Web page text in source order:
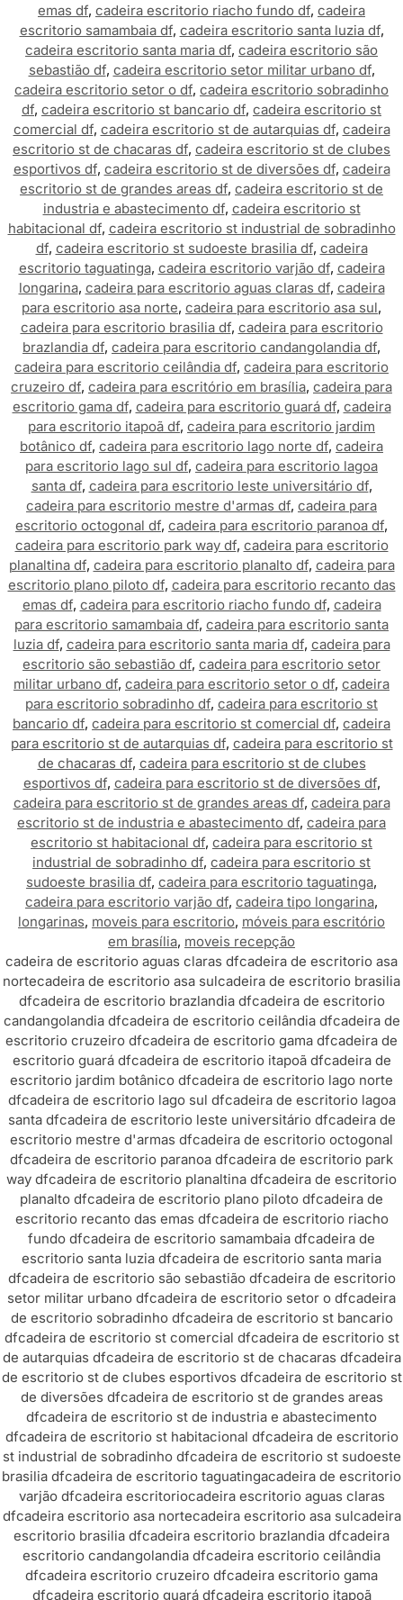
emas df, cadeira escritorio riacho fundo df, cadeira
escritorio samambaia df, cadeira escritorio santa luzia df,
cadeira escritorio santa maria df, cadeira escritorio são
sebastião df, cadeira escritorio setor militar urbano df,
cadeira escritorio setor o df, cadeira escritorio sobradinho
df, cadeira escritorio st bancario df, cadeira escritorio st
comercial df, cadeira escritorio st de autarquias df, cadeira
escritorio st de chacaras df, cadeira escritorio st de clubes
esportivos df, cadeira escritorio st de diversões df, cadeira
escritorio st de grandes areas df, cadeira escritorio st de
industria e abastecimento df, cadeira escritorio st
habitacional df, cadeira escritorio st industrial de sobradinho
df, cadeira escritorio st sudoeste brasilia df, cadeira
escritorio taguatinga, cadeira escritorio varjão df, cadeira
longarina, cadeira para escritorio aguas claras df, cadeira
para escritorio asa norte, cadeira para escritorio asa sul,
cadeira para escritorio brasilia df, cadeira para escritorio
brazlandia df, cadeira para escritorio candangolandia df,
cadeira para escritorio ceilândia df, cadeira para escritorio
cruzeiro df, cadeira para escritório em brasília, cadeira para
escritorio gama df, cadeira para escritorio guará df, cadeira
para escritorio itapoã df, cadeira para escritorio jardim
botânico df, cadeira para escritorio lago norte df, cadeira
para escritorio lago sul df, cadeira para escritorio lagoa
santa df, cadeira para escritorio leste universitário df,
cadeira para escritorio mestre d'armas df, cadeira para
escritorio octogonal df, cadeira para escritorio paranoa df,
cadeira para escritorio park way df, cadeira para escritorio
planaltina df, cadeira para escritorio planalto df, cadeira para
escritorio plano piloto df, cadeira para escritorio recanto das
emas df, cadeira para escritorio riacho fundo df, cadeira
para escritorio samambaia df, cadeira para escritorio santa
luzia df, cadeira para escritorio santa maria df, cadeira para
escritorio são sebastião df, cadeira para escritorio setor
militar urbano df, cadeira para escritorio setor o df, cadeira
para escritorio sobradinho df, cadeira para escritorio st
bancario df, cadeira para escritorio st comercial df, cadeira
para escritorio st de autarquias df, cadeira para escritorio st
de chacaras df, cadeira para escritorio st de clubes
esportivos df, cadeira para escritorio st de diversões df,
cadeira para escritorio st de grandes areas df, cadeira para
escritorio st de industria e abastecimento df, cadeira para
escritorio st habitacional df, cadeira para escritorio st
industrial de sobradinho df, cadeira para escritorio st
sudoeste brasilia df, cadeira para escritorio taguatinga,
cadeira para escritorio varjão df, cadeira tipo longarina,
longarinas, moveis para escritorio, móveis para escritório
em brasília, moveis recepção
cadeira de escritorio aguas claras dfcadeira de escritorio asa
nortecadeira de escritorio asa sulcadeira de escritorio brasilia
dfcadeira de escritorio brazlandia dfcadeira de escritorio
candangolandia dfcadeira de escritorio ceilândia dfcadeira de
escritorio cruzeiro dfcadeira de escritorio gama dfcadeira de
escritorio guará dfcadeira de escritorio itapoã dfcadeira de
escritorio jardim botânico dfcadeira de escritorio lago norte
dfcadeira de escritorio lago sul dfcadeira de escritorio lagoa
santa dfcadeira de escritorio leste universitário dfcadeira de
escritorio mestre d'armas dfcadeira de escritorio octogonal
dfcadeira de escritorio paranoa dfcadeira de escritorio park
way dfcadeira de escritorio planaltina dfcadeira de escritorio
planalto dfcadeira de escritorio plano piloto dfcadeira de
escritorio recanto das emas dfcadeira de escritorio riacho
fundo dfcadeira de escritorio samambaia dfcadeira de
escritorio santa luzia dfcadeira de escritorio santa maria
dfcadeira de escritorio são sebastião dfcadeira de escritorio
setor militar urbano dfcadeira de escritorio setor o dfcadeira
de escritorio sobradinho dfcadeira de escritorio st bancario
dfcadeira de escritorio st comercial dfcadeira de escritorio st
de autarquias dfcadeira de escritorio st de chacaras dfcadeira
de escritorio st de clubes esportivos dfcadeira de escritorio st
de diversões dfcadeira de escritorio st de grandes areas
dfcadeira de escritorio st de industria e abastecimento
dfcadeira de escritorio st habitacional dfcadeira de escritorio
st industrial de sobradinho dfcadeira de escritorio st sudoeste
brasilia dfcadeira de escritorio taguatingacadeira de escritorio
varjão dfcadeira escritoriocadeira escritorio aguas claras
dfcadeira escritorio asa nortecadeira escritorio asa sulcadeira
escritorio brasilia dfcadeira escritorio brazlandia dfcadeira
escritorio candangolandia dfcadeira escritorio ceilândia
dfcadeira escritorio cruzeiro dfcadeira escritorio gama
dfcadeira escritorio guará dfcadeira escritorio itapoã